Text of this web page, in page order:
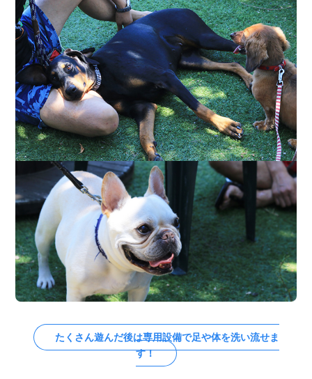
たくさん遊んだ後は専用設備で足や体を洗い流せま
す！